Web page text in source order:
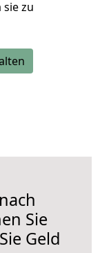
zu
Sie
Geld